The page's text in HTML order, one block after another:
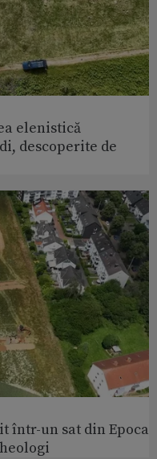
elenistică
descoperite de
într-un sat din Epoca